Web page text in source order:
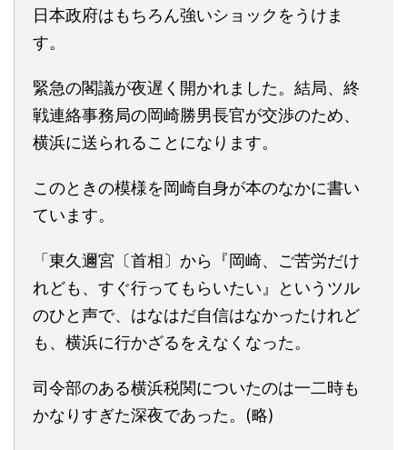
日本政府はもちろん強いショックをうけま
す。
緊急の閣議が夜遅く開かれました。結局、終
戦連絡事務局の岡崎勝男長官が交渉のため、
横浜に送られることになります。
このときの模様を岡崎自身が本のなかに書い
ています。
「東久邇宮〔首相〕から『岡崎、ご苦労だけ
れども、すぐ行ってもらいたい』というツル
のひと声で、はなはだ自信はなかったけれど
も、横浜に行かざるをえなくなった。
司令部のある横浜税関についたのは一二時も
かなりすぎた深夜であった。(略)